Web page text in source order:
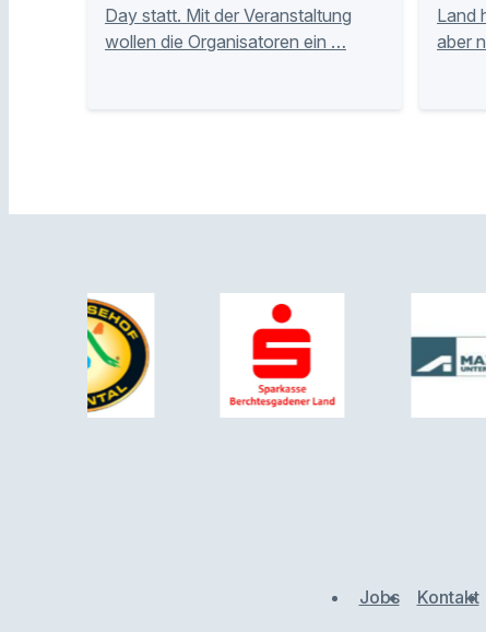
Day statt. Mit der Veranstaltung
wollen die Organisatoren ein …
Land
aber
Jobs Kontakt